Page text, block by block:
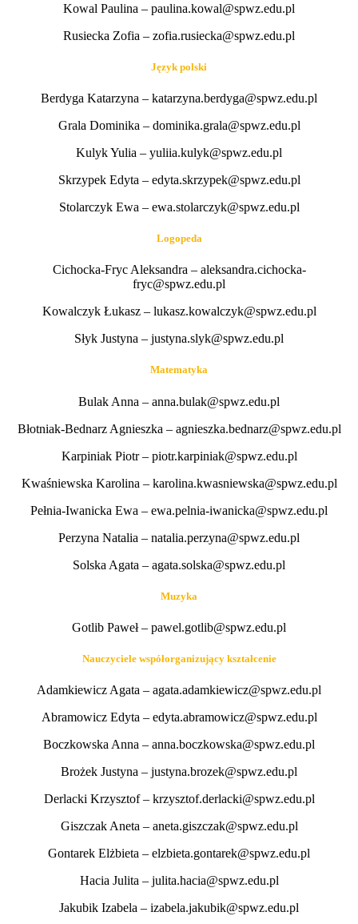
Kowal Paulina – paulina.kowal@spwz.edu.pl
Rusiecka Zofia – zofia.rusiecka@spwz.edu.pl
Język polski
Berdyga Katarzyna – katarzyna.berdyga@spwz.edu.pl
Grala Dominika – dominika.grala@spwz.edu.pl
Kulyk Yulia – yuliia.kulyk@spwz.edu.pl
Skrzypek Edyta – edyta.skrzypek@spwz.edu.pl
Stolarczyk Ewa – ewa.stolarczyk@spwz.edu.pl
Logopeda
Cichocka-Fryc Aleksandra – aleksandra.cichocka-
fryc@spwz.edu.pl
Kowalczyk Łukasz – lukasz.kowalczyk@spwz.edu.pl
Słyk Justyna – justyna.slyk@spwz.edu.pl
Matematyka
Bulak Anna – anna.bulak@spwz.edu.pl
Błotniak-Bednarz Agnieszka – agnieszka.bednarz@spwz.edu.pl
Karpiniak Piotr – piotr.karpiniak@spwz.edu.pl
Kwaśniewska Karolina – karolina.kwasniewska@spwz.edu.pl
Pełnia-Iwanicka Ewa – ewa.pelnia-iwanicka@spwz.edu.pl
Perzyna Natalia – natalia.perzyna@spwz.edu.pl
Solska Agata – agata.solska@spwz.edu.pl
Muzyka
Gotlib Paweł – pawel.gotlib@spwz.edu.pl
Nauczyciele współorganizujący kształcenie
Adamkiewicz Agata – agata.adamkiewicz@spwz.edu.pl
Abramowicz Edyta – edyta.abramowicz@spwz.edu.pl
Boczkowska Anna – anna.boczkowska@spwz.edu.pl
Brożek Justyna – justyna.brozek@spwz.edu.pl
Derlacki Krzysztof – krzysztof.derlacki@spwz.edu.pl
Giszczak Aneta – aneta.giszczak@spwz.edu.pl
Gontarek Elżbieta – elzbieta.gontarek@spwz.edu.pl
Hacia Julita – julita.hacia@spwz.edu.pl
Jakubik Izabela – izabela.jakubik@spwz.edu.pl